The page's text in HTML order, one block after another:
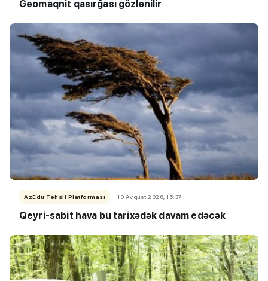
Geomaqnit qasırğası gözlənilir
AzEdu Təhsil Platforması 10 Avqust 2026, 15:37
Qeyri-sabit hava bu tarixədək davam edəcək